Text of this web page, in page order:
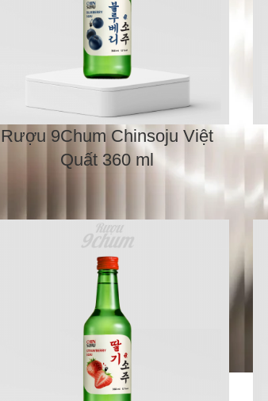
Rượu 9Chum Chinsoju Việt
Quất 360 ml